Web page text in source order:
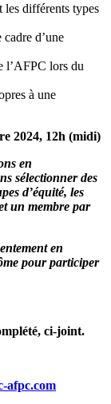
les différents types
d’une
l’AFPC lors du
à une
2024, 12h (midi)
en
sélectionner des
d’équité, les
un membre par
en
pour participer
ci-joint.
afpc.com